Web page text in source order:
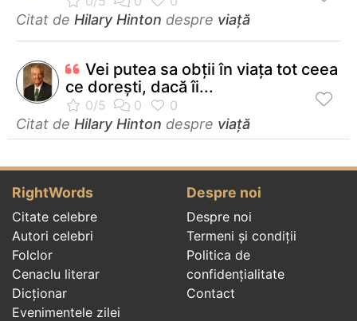
Citat de Hilary Hinton despre viață
Vei putea sa obții în viața tot ceea
ce dorești, dacă îi...
Citat de Hilary Hinton despre viață
RightWords
Citate celebre
Autori celebri
Folclor
Cenaclu literar
Dicționar
Evenimentele zilei
Despre noi
Despre noi
Termeni și condiții
Politica de
confidenţialitate
Contact